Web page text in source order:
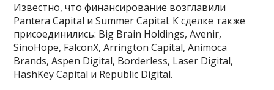
Известно, что финансирование возглавили
Pantera Capital и Summer Capital. К сделке также
присоединились: Big Brain Holdings, Avenir,
SinoHope, FalconX, Arrington Capital, Animoca
Brands, Aspen Digital, Borderless, Laser Digital,
HashKey Capital и Republic Digital.